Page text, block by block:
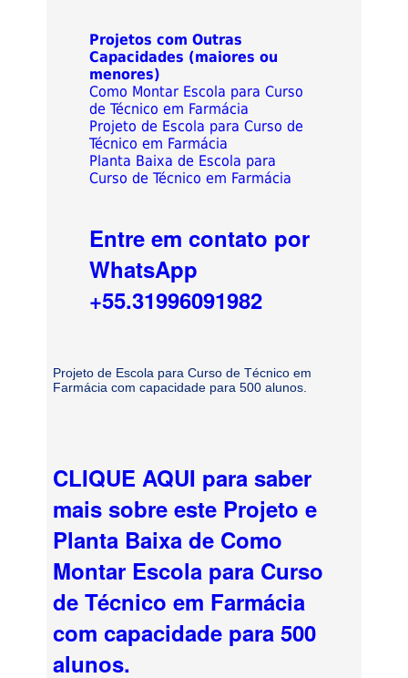
Projetos com Outras
Capacidades (maiores ou
menores)
Como Montar Escola para Curso
de Técnico em Farmácia
Projeto de Escola para Curso de
Técnico em Farmácia
Planta Baixa de Escola para
Curso de Técnico em Farmácia
Entre em contato por
WhatsApp
+55.31996091982
Projeto de Escola para Curso de Técnico em
Farmácia com capacidade para 500 alunos.
CLIQUE AQUI para saber
mais sobre este Projeto e
Planta Baixa de Como
Montar Escola para Curso
de Técnico em Farmácia
com capacidade para 500
alunos.